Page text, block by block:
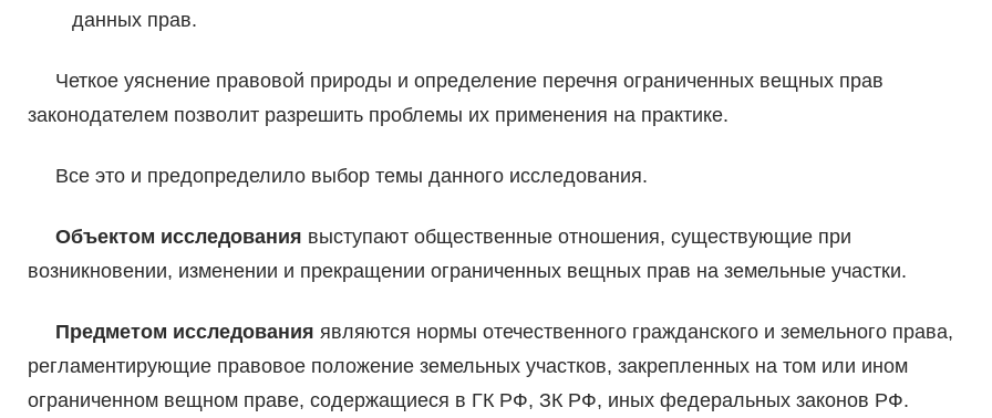
данных прав.
Четкое уяснение правовой природы и определение перечня ограниченных вещных прав
законодателем позволит разрешить проблемы их применения на практике.
Все это и предопределило выбор темы данного исследования.
Объектом исследования выступают общественные отношения, существующие при
возникновении, изменении и прекращении ограниченных вещных прав на земельные участки.
Предметом исследования являются нормы отечественного гражданского и земельного права,
регламентирующие правовое положение земельных участков, закрепленных на том или ином
ограниченном вещном праве, содержащиеся в ГК РФ, ЗК РФ, иных федеральных законов РФ.